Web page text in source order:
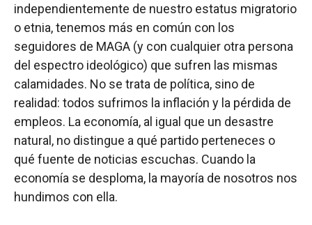
independientemente de nuestro estatus migratorio
o etnia, tenemos más en común con los
seguidores de MAGA (y con cualquier otra persona
del espectro ideológico) que sufren las mismas
calamidades. No se trata de política, sino de
realidad: todos sufrimos la inflación y la pérdida de
empleos. La economía, al igual que un desastre
natural, no distingue a qué partido perteneces o
qué fuente de noticias escuchas. Cuando la
economía se desploma, la mayoría de nosotros nos
hundimos con ella.